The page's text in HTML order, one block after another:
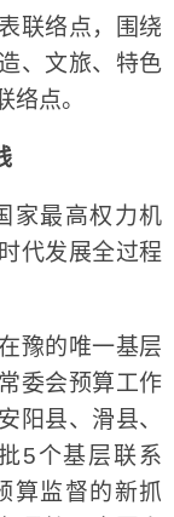
联络点，围绕
、文旅、特色
点。
最高权力机
代发展全过程
豫的唯一基层
委会预算工作
阳县、滑县、
5个基层联系
算监督的新抓